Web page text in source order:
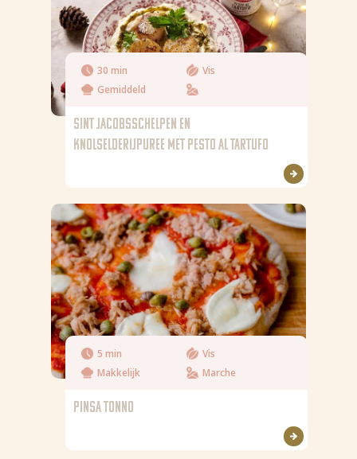
Verzadigd vet
4,3 g
Zout
0,35 g
30 min
Vis
Gemiddeld
SINT JACOBSSCHELPEN EN
KNOLSELDERIJPUREE MET PESTO AL TARTUFO
5 min
Vis
Makkelijk
Marche
PINSA TONNO